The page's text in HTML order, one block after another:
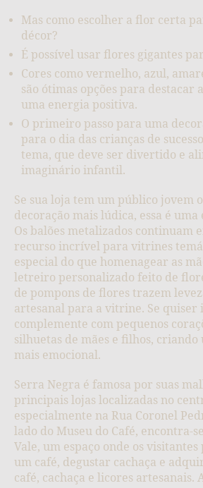
Mas como escolher a flor certa
décor?
É possível usar flores gigantes
Cores como vermelho, azul,
são ótimas opções para
uma energia positiva.
O primeiro passo para uma
para o dia das crianças de
tema, que deve ser divertido e
imaginário infantil.
Se sua loja tem um público jovem
decoração mais lúdica, essa é
Os balões metalizados continuam
recurso incrível para vitrines
especial do que homenagear as
letreiro personalizado feito de
de pompons de flores trazem
artesanal para a vitrine. Se quiser
complemente com pequenos
silhuetas de mães e filhos,
mais emocional.
Serra Negra é famosa por suas
principais lojas localizadas no
especialmente na Rua Coronel
lado do Museu do Café, encontra-
Vale, um espaço onde os
um café, degustar cachaça e
café, cachaça e licores artesanais.